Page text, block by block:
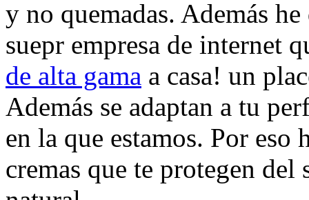
y no quemadas. Además
suepr empresa de internet
de alta gama a casa! un
Además se adaptan a tu
en la que estamos. Por eso
cremas que te protegen